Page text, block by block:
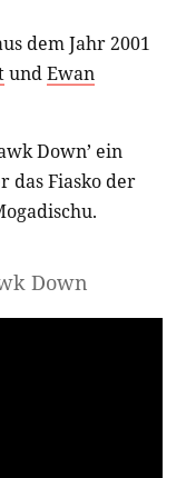
dem Jahr 2001
undEwan
Down’ ein
das Fiasko der
Down